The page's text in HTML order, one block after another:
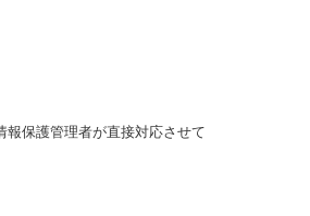
保護管理者が直接対応させて